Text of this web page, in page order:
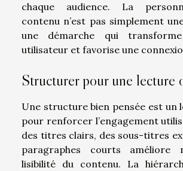
chaque audience. La
contenu n’est pas simplement
une démarche qui transforme
utilisateur et favorise une
Structurer pour une lecture
Une structure bien pensée est un
pour renforcer l’engagement
des titres clairs, des sous-titres
paragraphes courts améliore
lisibilité du contenu. La